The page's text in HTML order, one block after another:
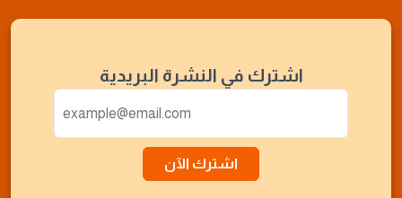
اشترك في النشرة البريدية
اشترك الآن